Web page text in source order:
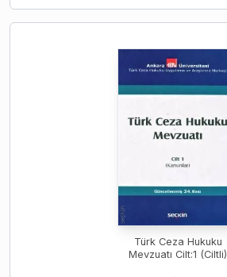
Türk Ceza Hukuku
Mevzuatı Cilt:1 (Ciltli)